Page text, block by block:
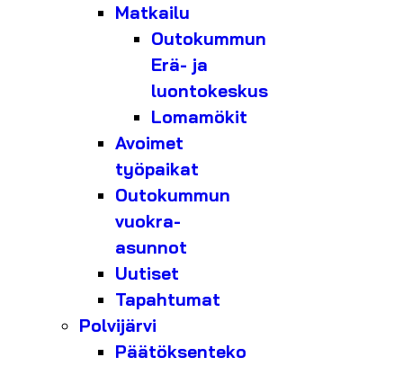
Matkailu
Outokummun
Erä- ja
luontokeskus
Lomamökit
Avoimet
työpaikat
Outokummun
vuokra-
asunnot
Uutiset
Tapahtumat
Polvijärvi
Päätöksenteko